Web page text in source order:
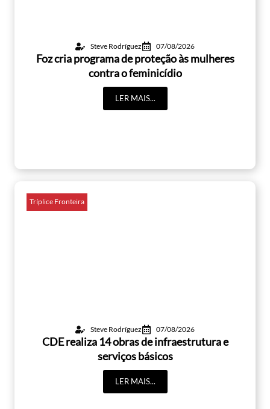
Steve Rodríguez 07/08/2026
Foz cria programa de proteção às mulheres
contra o feminicídio
LER MAIS...
Tríplice Fronteira
Steve Rodríguez 07/08/2026
CDE realiza 14 obras de infraestrutura e
serviços básicos
LER MAIS...